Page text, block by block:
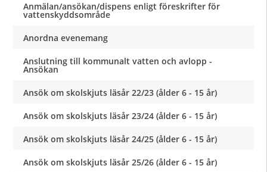
Anmälan/ansökan/dispens enligt föreskrifter för
vattenskyddsområde
Anordna evenemang
Anslutning till kommunalt vatten och avlopp -
Ansökan
Ansök om skolskjuts läsår 22/23 (ålder 6 - 15 år)
Ansök om skolskjuts läsår 23/24 (ålder 6 - 15 år)
Ansök om skolskjuts läsår 24/25 (ålder 6 - 15 år)
Ansök om skolskjuts läsår 25/26 (ålder 6 - 15 år)